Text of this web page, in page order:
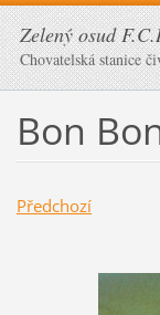
Zelený osud
Chovatelská stanice
Bon
Předchozí